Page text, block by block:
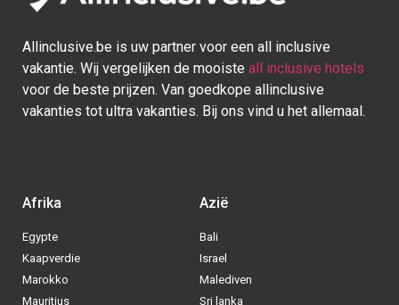
Allinclusive.be is uw partner voor een all inclusive
vakantie. Wij vergelijken de mooiste all inclusive hotels
voor de beste prijzen. Van goedkope allinclusive
vakanties tot ultra vakanties. Bij ons vind u het allemaal.
Afrika
Egypte
Kaapverdie
Marokko
Mauritius
Azië
Bali
Israel
Malediven
Sri lanka